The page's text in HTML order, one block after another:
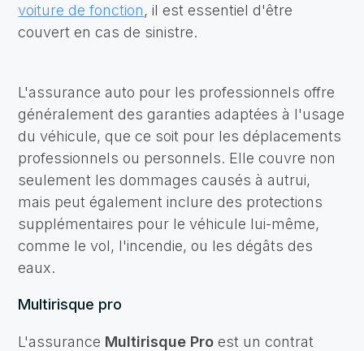
voiture de fonction, il est essentiel d'être
couvert en cas de sinistre.
L'assurance auto pour les professionnels offre
généralement des garanties adaptées à l'usage
du véhicule, que ce soit pour les déplacements
professionnels ou personnels. Elle couvre non
seulement les dommages causés à autrui,
mais peut également inclure des protections
supplémentaires pour le véhicule lui-même,
comme le vol, l'incendie, ou les dégâts des
eaux.
Multirisque pro
L'assurance Multirisque Pro est un contrat